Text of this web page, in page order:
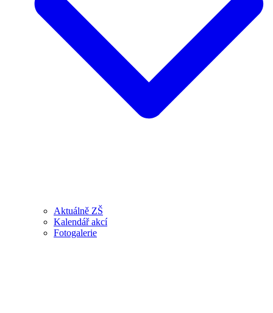
Aktuálně ZŠ
Kalendář akcí
Fotogalerie